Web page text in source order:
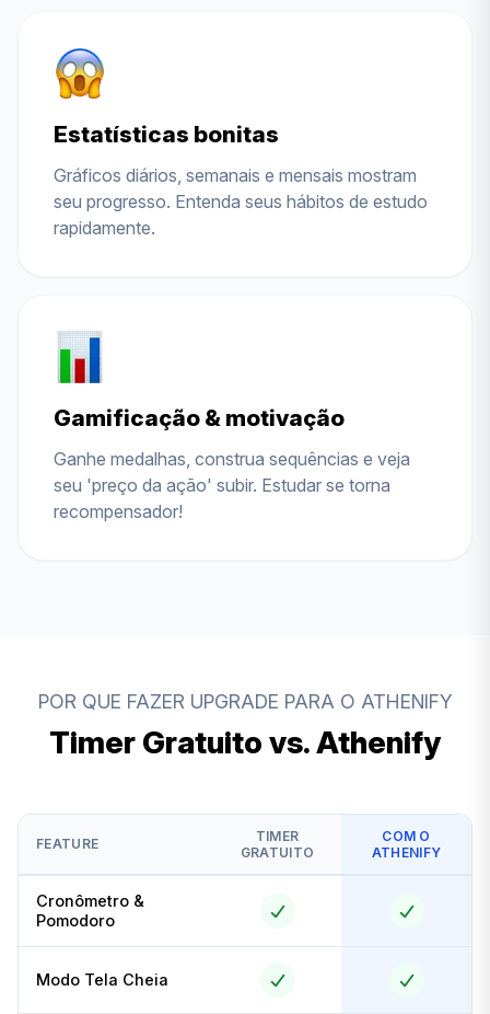
Estatísticas bonitas
Gráficos diários, semanais e mensais mostram
seu progresso. Entenda seus hábitos de estudo
rapidamente.
Gamificação & motivação
Ganhe medalhas, construa sequências e veja
seu 'preço da ação' subir. Estudar se torna
recompensador!
POR QUE FAZER UPGRADE PARA O ATHENIFY
Timer Gratuito vs. Athenify
FEATURE
TIMER
GRATUITO
COM O
ATHENIFY
Cronômetro &
Pomodoro
Modo Tela Cheia